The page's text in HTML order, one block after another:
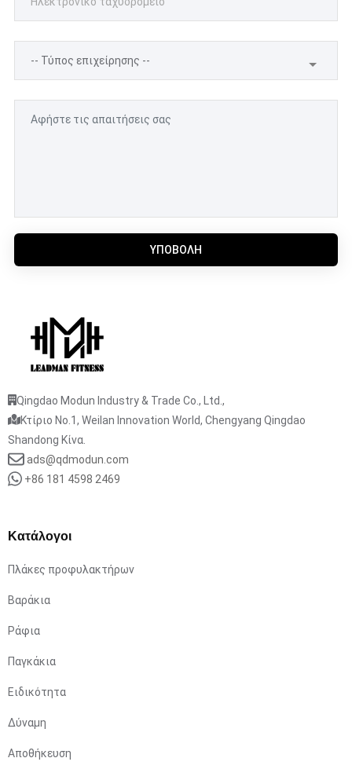
ΥΠΟΒΟΛΉ
Qingdao Modun Industry & Trade Co., Ltd.,
Κτίριο No.1, Weilan Innovation World, Chengyang Qingdao
Shandong Κίνα.
ads@qdmodun.com
+86 181 4598 2469
Κατάλογοι
Πλάκες προφυλακτήρων
Βαράκια
Ράφια
Παγκάκια
Ειδικότητα
Δύναμη
Αποθήκευση